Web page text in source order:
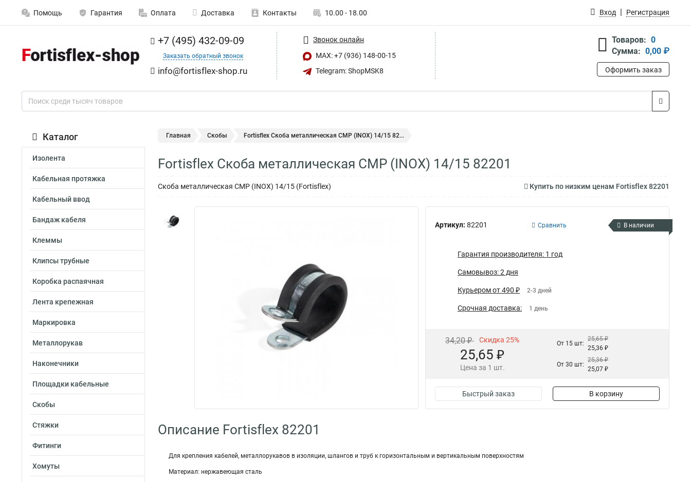
Помощь Гарантия Оплата Доставка Контакты 10.00 - 18.00 Вход Регистрация
+7 (495) 432-09-09
Заказать обратный звонок
info@fortisflex-shop.ru
Звонок онлайн
MAX: +7 (936) 148-00-15
Telegram: ShopMSK8
Товаров: 0
Сумма: 0,00 ₽
Оформить заказ
Каталог
Изолента
Кабельная протяжка
Кабельный ввод
Бандаж кабеля
Клеммы
Клипсы трубные
Коробка распаячная
Лента крепежная
Маркировка
Металлорукав
Наконечники
Площадки кабельные
Скобы
Стяжки
Фитинги
Хомуты
Главная Скобы Fortisflex Скоба металлическая СМР (INOX) 14/15 82...
Fortisflex Скоба металлическая СМР (INOX) 14/15 82201
Скоба металлическая СМР (INOX) 14/15 (Fortisflex) Купить по низким ценам Fortisflex 82201
Артикул: 82201 Сравнить В наличии
Гарантия производителя: 1 год
Самовывоз: 2 дня
Курьером от 490 ₽ 2-3 дней
Срочная доставка: 1 день
34,20 ₽ Скидка 25%
25,65 ₽
Цена за 1 шт.
От 15 шт:
25,65 ₽
25,36 ₽
От 30 шт:
25,36 ₽
25,07 ₽
Быстрый заказ В корзину
Описание Fortisflex 82201
Для крепления кабелей, металлорукавов в изоляции, шлангов и труб к горизонтальным и вертикальным поверхностям
Материал: нержавеющая сталь